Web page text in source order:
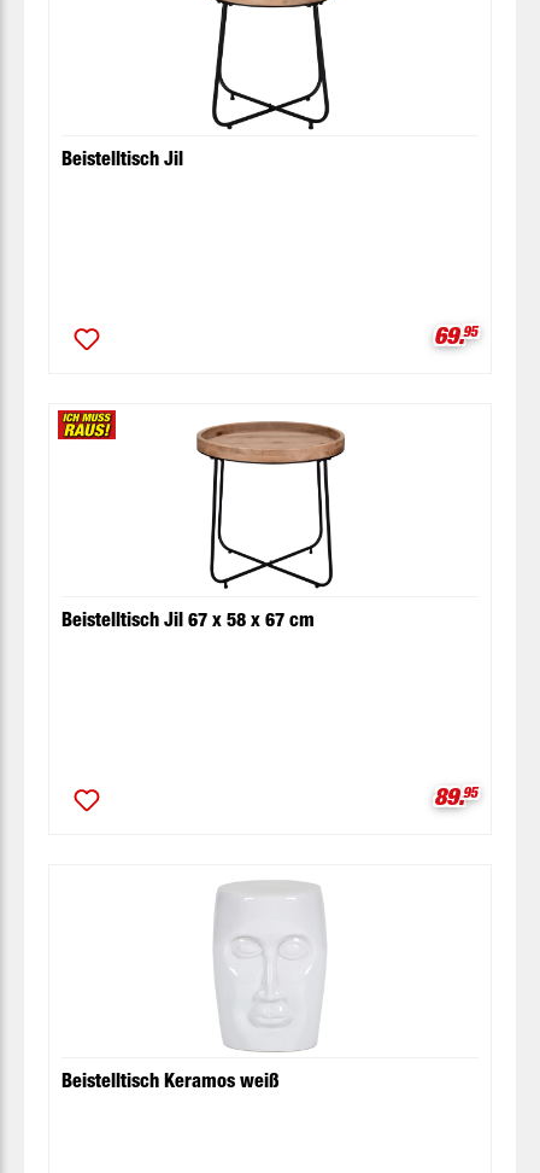
Beistelltisch Jil
69.95
Beistelltisch Jil 67 x 58 x 67 cm
89.95
Beistelltisch Keramos weiß